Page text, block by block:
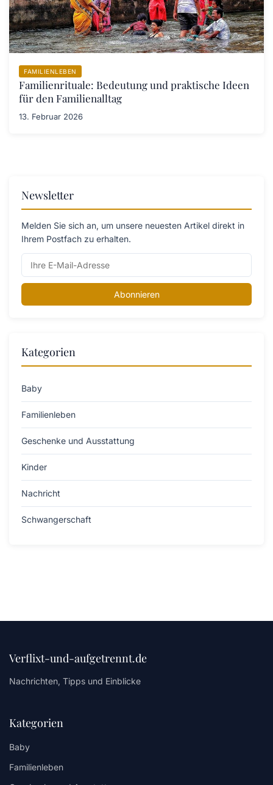
FAMILIENLEBEN
Familienrituale: Bedeutung und praktische Ideen
für den Familienalltag
13. Februar 2026
Newsletter
Melden Sie sich an, um unsere neuesten Artikel direkt in
Ihrem Postfach zu erhalten.
Abonnieren
Kategorien
Baby
Familienleben
Geschenke und Ausstattung
Kinder
Nachricht
Schwangerschaft
Verflixt-und-aufgetrennt.de
Nachrichten, Tipps und Einblicke
Kategorien
Baby
Familienleben